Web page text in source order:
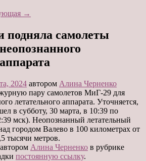
→
подняла самолеты
2024 автором Алина Черненко
пару самолетов МиГ-29 для
летательного аппарата. Уточняется,
в субботу, 30 марта, в 10:39 по
мск). Неопознанный летательный
городом Валево в 100 километрах от
тысячи метров.
Алина Черненко в рубрике
постоянную ссылку.